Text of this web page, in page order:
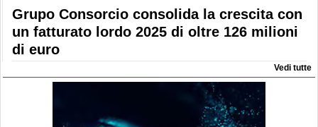
Grupo Consorcio consolida la crescita con
un fatturato lordo 2025 di oltre 126 milioni
di euro
Vedi tutte